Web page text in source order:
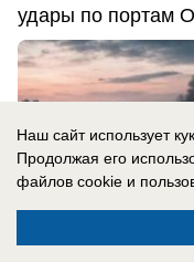
удары по портам
Наш сайт использует
Продолжая его
файлов cookie и